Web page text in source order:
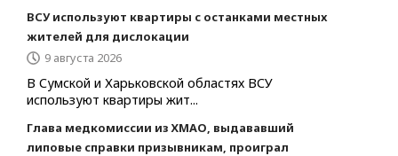
ВСУ используют квартиры с останками местных
жителей для дислокации
9 августа 2026
В Сумской и Харьковской областях ВСУ
используют квартиры жит...
Глава медкомиссии из ХМАО, выдававший
липовые справки призывникам, проиграл